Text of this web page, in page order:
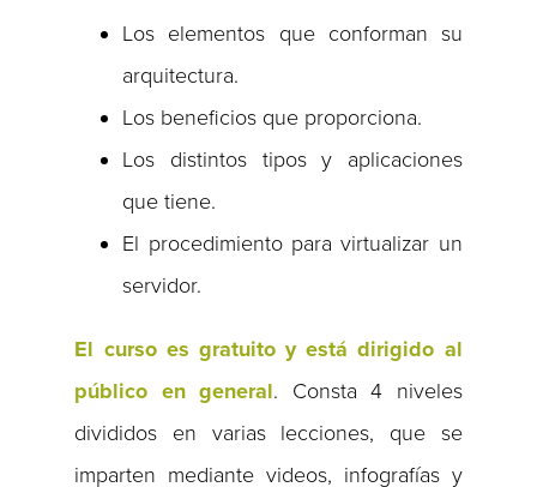
Los elementos que conforman su
arquitectura.
Los beneficios que proporciona.
Los distintos tipos y aplicaciones
que tiene.
El procedimiento para virtualizar un
servidor.
El curso es gratuito y está dirigido al
público en general. Consta 4 niveles
divididos en varias lecciones, que se
imparten mediante videos, infografías y